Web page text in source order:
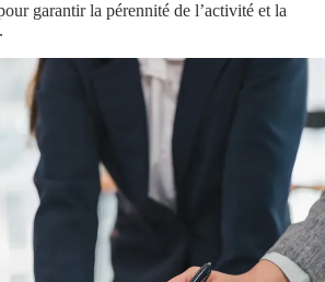
garantir la pérennité de l’activité et la